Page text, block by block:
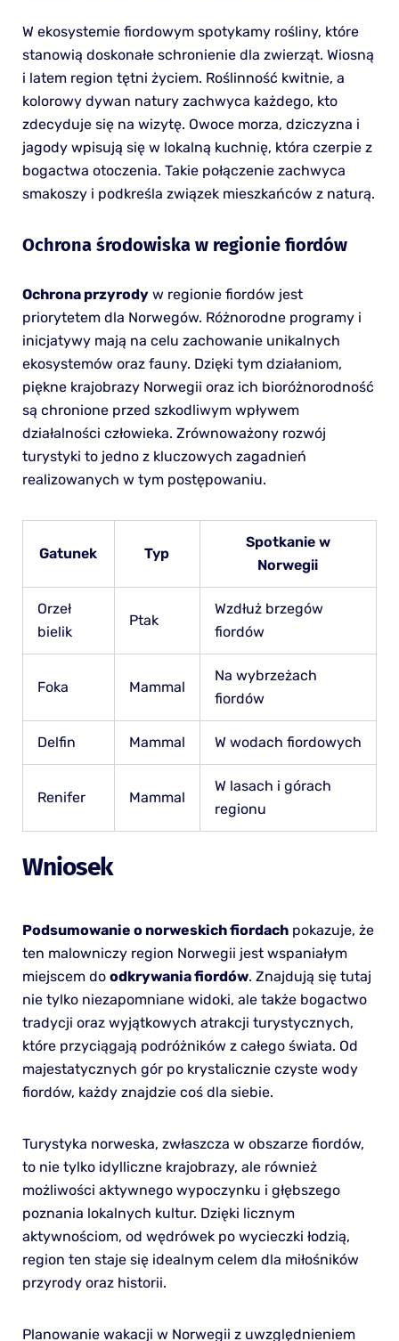
W ekosystemie fiordowym spotykamy rośliny, które
stanowią doskonałe schronienie dla zwierząt. Wiosną
i latem region tętni życiem. Roślinność kwitnie, a
kolorowy dywan natury zachwyca każdego, kto
zdecyduje się na wizytę. Owoce morza, dziczyzna i
jagody wpisują się w lokalną kuchnię, która czerpie z
bogactwa otoczenia. Takie połączenie zachwyca
smakoszy i podkreśla związek mieszkańców z naturą.
Ochrona środowiska w regionie fiordów
Ochrona przyrodyw regionie fiordów jest
priorytetem dla Norwegów. Różnorodne programy i
inicjatywy mają na celu zachowanie unikalnych
ekosystemów oraz fauny. Dzięki tym działaniom,
piękne krajobrazy Norwegii oraz ich bioróżnorodność
są chronione przed szkodliwym wpływem
działalności człowieka. Zrównoważony rozwój
turystyki to jedno z kluczowych zagadnień
realizowanych w tym postępowaniu.
Gatunek Typ
Spotkanie w
Norwegii
Orzeł
bielik
Ptak
Wzdłuż brzegów
fiordów
Foka Mammal
Na wybrzeżach
fiordów
Delfin Mammal W wodach fiordowych
Renifer Mammal
W lasach i górach
regionu
Wniosek
Podsumowanie o norweskich fiordachpokazuje, że
ten malowniczy region Norwegii jest wspaniałym
miejscem do odkrywania fiordów. Znajdują się tutaj
nie tylko niezapomniane widoki, ale także bogactwo
tradycji oraz wyjątkowych atrakcji turystycznych,
które przyciągają podróżników z całego świata. Od
majestatycznych gór po krystalicznie czyste wody
fiordów, każdy znajdzie coś dla siebie.
Turystyka norweska, zwłaszcza w obszarze fiordów,
to nie tylko idylliczne krajobrazy, ale również
możliwości aktywnego wypoczynku i głębszego
poznania lokalnych kultur. Dzięki licznym
aktywnościom, od wędrówek po wycieczki łodzią,
region ten staje się idealnym celem dla miłośników
przyrody oraz historii.
Planowanie wakacji w Norwegii z uwzględnieniem